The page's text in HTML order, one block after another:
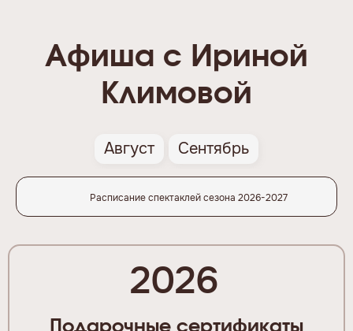
Афиша с Ириной
Климовой
Август Сентябрь
Расписание спектаклей сезона 2026-2027
2026